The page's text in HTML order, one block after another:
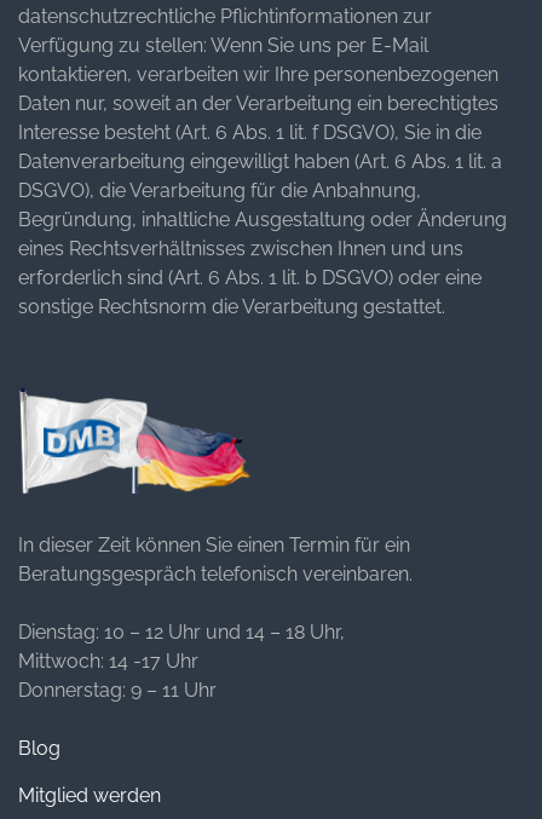
datenschutzrechtliche Pflichtinformationen zur
Verfügung zu stellen: Wenn Sie uns per E-Mail
kontaktieren, verarbeiten wir Ihre personenbezogenen
Daten nur, soweit an der Verarbeitung ein berechtigtes
Interesse besteht (Art. 6 Abs. 1 lit. f DSGVO), Sie in die
Datenverarbeitung eingewilligt haben (Art. 6 Abs. 1 lit. a
DSGVO), die Verarbeitung für die Anbahnung,
Begründung, inhaltliche Ausgestaltung oder Änderung
eines Rechtsverhältnisses zwischen Ihnen und uns
erforderlich sind (Art. 6 Abs. 1 lit. b DSGVO) oder eine
sonstige Rechtsnorm die Verarbeitung gestattet.
In dieser Zeit können Sie einen Termin für ein
Beratungsgespräch telefonisch vereinbaren.
Dienstag: 10 – 12 Uhr und 14 – 18 Uhr,
Mittwoch: 14 -17 Uhr
Donnerstag: 9 – 11 Uhr
Blog
Mitglied werden